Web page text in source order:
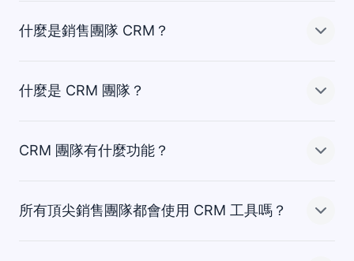
什麼是銷售團隊 CRM？
成客戶，並幫助銷售經理監督表現和成果。
什麼是 CRM 團隊？
不論這個團隊隸屬於小型事業或大企業，CRM 都能讓團隊
使用整理銷售努力、提高效率並改善
的功能。
CRM 團隊有什麼功能？
所有頂尖銷售團隊都會使用 CRM 工具嗎？